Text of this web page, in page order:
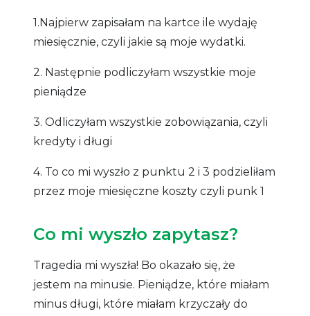
1.Najpierw zapisałam na kartce ile wydaję
miesięcznie, czyli jakie są moje wydatki.
2. Następnie podliczyłam wszystkie moje
pieniądze
3. Odliczyłam wszystkie zobowiązania, czyli
kredyty i długi
4. To co mi wyszło z punktu 2 i 3 podzieliłam
przez moje miesięczne koszty czyli punk 1
Co mi wyszło zapytasz?
Tragedia mi wyszła! Bo okazało się, że
jestem na minusie. Pieniądze, które miałam
minus długi, które miałam krzyczały do